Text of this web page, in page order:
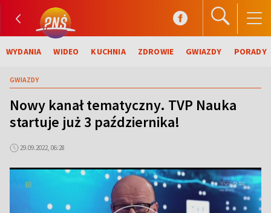
WYDANIA WIDEO KUCHNIA ZDROWIE GWIAZDY PORADY
GWIAZDY
Nowy kanał tematyczny. TVP Nauka
startuje już 3 października!
29.09.2022, 06:28